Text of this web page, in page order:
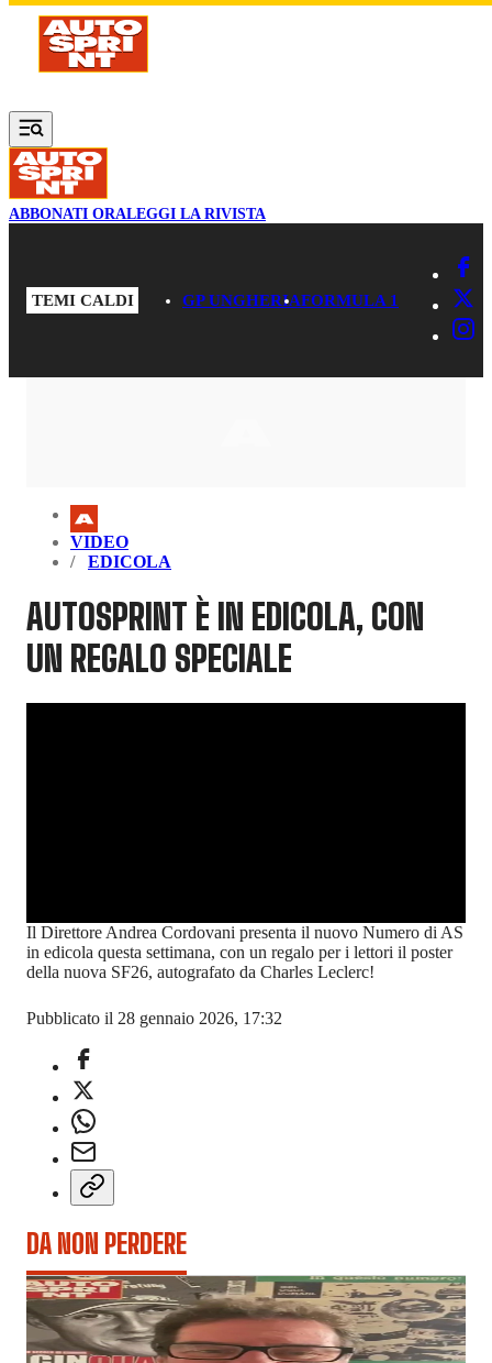
Vai al contenuto principale
ABBONATI ORALEGGI LA RIVISTA
TEMI CALDI GP UNGHERIAFORMULA 1
VIDEO
EDICOLA
AUTOSPRINT È IN EDICOLA, CON
UN REGALO SPECIALE
Il Direttore Andrea Cordovani presenta il nuovo Numero di AS
in edicola questa settimana, con un regalo per i lettori il poster
della nuova SF26, autografato da Charles Leclerc!
Pubblicato il 28 gennaio 2026, 17:32
DA NON PERDERE